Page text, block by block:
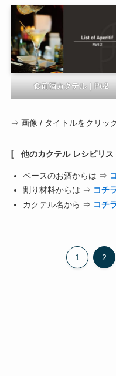
食前酒カクテル｜Pt-2
⇒ 画像 / タイトルをクリッ
〚 他のカクテル レシピリス
ベースのお酒からは ⇒
割り材料からは ⇒ コチラ
カクテル名から ⇒ コチラ
1 2